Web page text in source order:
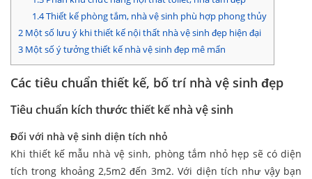
1.4Thiết kế phòng tắm, nhà vệ sinh phù hợp phong thủy
2 Một số lưu ý khi thiết kế nội thất nhà vệ sinh đẹp hiện đại
3 Một số ý tưởng thiết kế nhà vệ sinh đẹp mê mẩn
Các tiêu chuẩn thiết kế, bố trí nhà vệ sinh đẹp
Tiêu chuẩn kích thước thiết kế nhà vệ sinh
Đối với nhà vệ sinh diện tích nhỏ
Khi thiết kế mẫu nhà vệ sinh, phòng tắm nhỏ hẹp sẽ có diện
tích trong khoảng 2,5m2 đến 3m2. Với diện tích như vậy bạn